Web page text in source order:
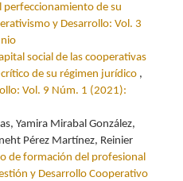
perfeccionamiento de su
y Desarrollo: Vol. 3
social de las cooperativas
de su régimen jurídico ,
Vol. 9 Núm. 1 (2021):
Yamira Mirabal González,
Pérez Martínez, Reinier
de formación del profesional
y Desarrollo Cooperativo